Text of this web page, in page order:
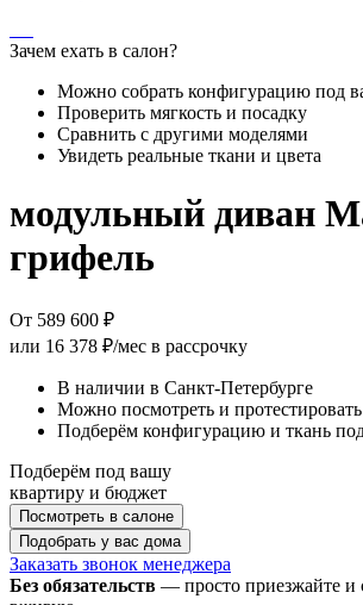
Зачем ехать в салон?
Можно собрать конфигурацию под
Проверить мягкость и посадку
Сравнить с другими моделями
Увидеть реальные ткани и цвета
модульный диван
грифель
От 589 600 ₽
или 16 378 ₽/мес в рассрочку
В наличии в Санкт-Петербурге
Можно посмотреть и
Подберём конфигурацию и ткань
Подберём под вашу
квартиру и бюджет
Посмотреть в салоне
Подобрать у вас дома
Заказать звонок менеджера
Без обязательств — просто приезжайте и